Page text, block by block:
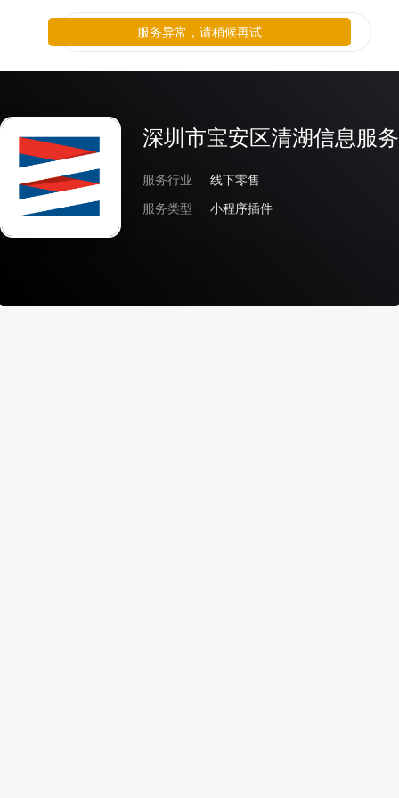
深圳市宝安区清湖信息服
服务行业
线下零售
服务类型
小程序插件
服务异常，请稍候再试